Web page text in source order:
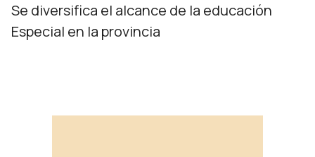
Se diversifica el alcance de la educación
Especial en la provincia